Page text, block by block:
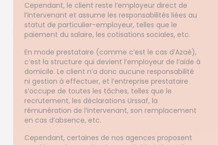
Cependant, le client reste l’employeur direct de
l’intervenant et assume les responsabilités liées au
statut de particulier-employeur, telles que le
paiement du salaire, les cotisations sociales, etc.
En mode prestataire (comme c’est le cas d’Azaé),
c’est la structure qui devient l’employeur de l’aide à
domicile. Le client n’a donc aucune responsabilité
ni gestion à effectuer, et l’entreprise prestataire
s’occupe de toutes les tâches, telles que le
recrutement, les déclarations Urssaf, la
rémunération de l’intervenant, son remplacement
en cas d’absence, etc.
Cependant, certaines de nos agences proposent